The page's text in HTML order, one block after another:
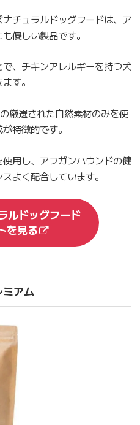
チュラルドッグフードは、ア
優しい製品です。
、チキンアレルギーを持つ犬
す。
厳選された自然素材のみを使
特徴的です。
用し、アフガンハウンドの健
よく配合しています。
ルドッグフード
を見る
アム